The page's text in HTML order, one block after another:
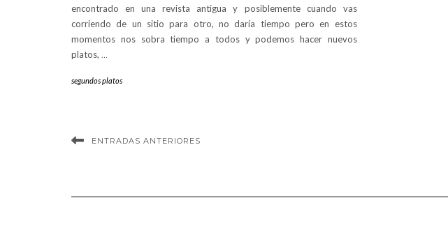
encontrado en una revista antigua y posiblemente cuando vas
corriendo de un sitio para otro, no daría tiempo pero en estos
momentos nos sobra tiempo a todos y podemos hacer nuevos
platos, …
segundos platos
ENTRADAS ANTERIORES